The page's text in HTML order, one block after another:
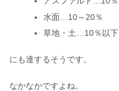
水面…10～20％
草地・土…10％以下
にも達するそうです。
なかなかですよね。